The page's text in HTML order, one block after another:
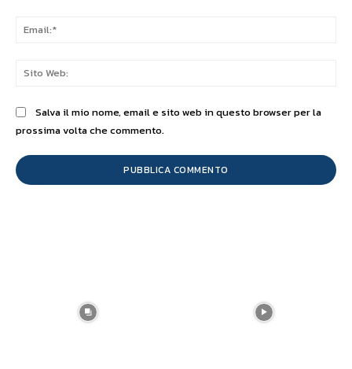
Salva il mio nome, email e sito web in questo browser per la
prossima volta che commento.